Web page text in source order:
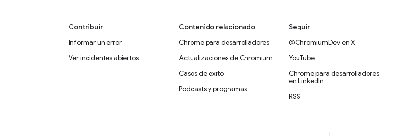
Contribuir
Informar un error
Ver incidentes abiertos
Contenido relacionado
Chrome para desarrolladores
Actualizaciones de Chromium
Casos de éxito
Podcasts y programas
Seguir
@ChromiumDev en X
YouTube
Chrome para desarrolladores
en LinkedIn
RSS